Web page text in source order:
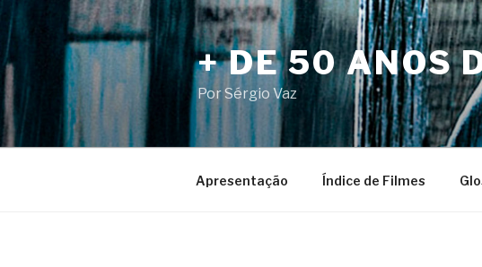
para
o
conteúdo
+ DE 50 ANOS
Por Sérgio Vaz
Apresentação Índice de Filmes